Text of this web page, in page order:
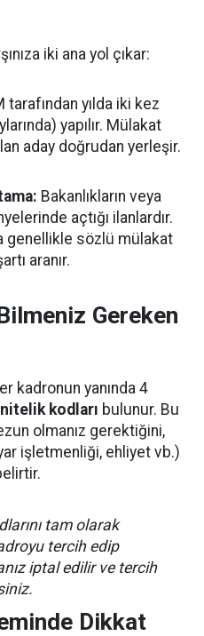
iki ana yol çıkar:
tarafından yılda iki kez
yapılır. Mülakat
aday doğrudan yerleşir.
Bakanlıkların veya
açtığı ilanlardır.
genellikle sözlü mülakat
aranır.
Gereken
kadronun yanında 4
nitelik kodları bulunur. Bu
olmanız gerektiğini,
işletmenliği, ehliyet vb.)
tam olarak
tercih edip
iptal edilir ve tercih
Dikkat